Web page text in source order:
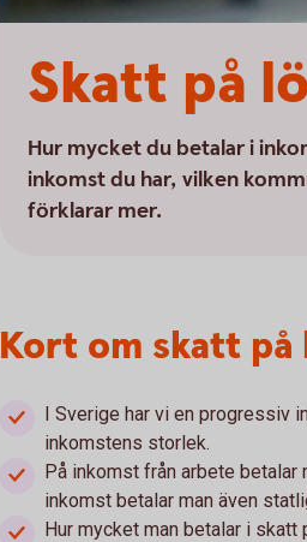
Skatt på
Hur mycket du betalar i
inkomst du har, vilken
förklarar mer.
Kort om skatt på
I Sverige har vi en progressiv
inkomstens storlek.
På inkomst från arbete betalar
inkomst betalar man även
Hur mycket man betalar i